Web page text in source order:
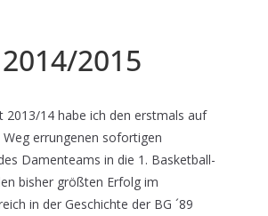
2015
2013/14 habe ich den erstmals auf
errungenen sofortigen
Damenteams in die 1. Basketball-
bisher größten Erfolg im
in der Geschichte der BG ´89